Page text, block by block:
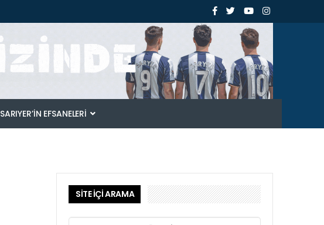
SARIYER’IN EFSANELERI
SİTE İÇİ ARAMA